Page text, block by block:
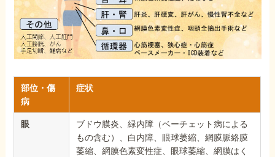
部位・傷
病
症状
眼
ブドウ膜炎、緑内障（ベーチェット病による
もの含む）、白内障、眼球萎縮、網膜脈絡膜
萎縮、網膜色素変性症、眼球萎縮、網膜はく